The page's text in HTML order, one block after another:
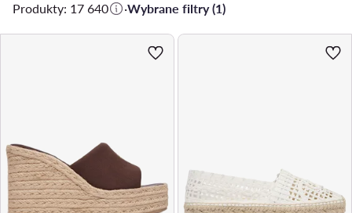
Produkty: 17 640 ·Wybrane filtry (1)